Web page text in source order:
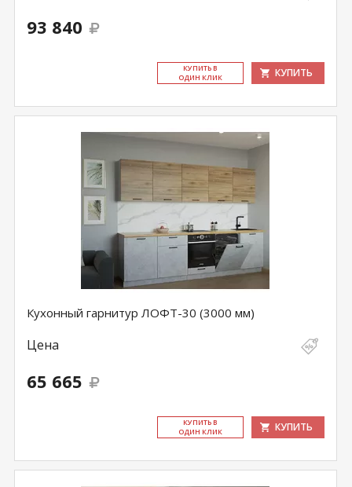
93 840
КУ­ПИТЬ В
ОДИН КЛИК
КУПИТЬ
Кухонный гарнитур ЛОФТ-30 (3000 мм)
Цена
65 665
КУ­ПИТЬ В
ОДИН КЛИК
КУПИТЬ